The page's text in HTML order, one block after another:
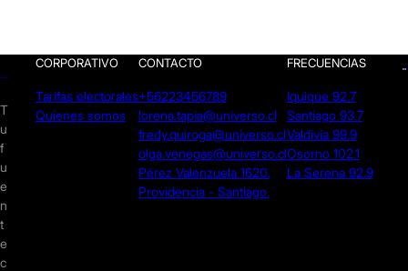
T
u
f
u
e
n
t
e
c
CORPORATIVO
Tarifas electorales
Quienes somos
CONTACTO
+56223456789
lorena.tapia@universo.cl
fredy.quiroga@universo.cl
olga.venegas@universo.cl
Pérez Valenzuela 1620.
Providencia - Santiago.
FRECUENCIAS
Iquique 92.7
Santiago 93.7
Valdivia 99.9
Osorno 102.1
La Serena 92.9